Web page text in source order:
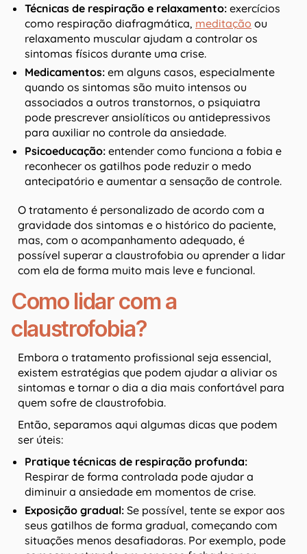
Técnicas de respiração e relaxamento: exercícios
como respiração diafragmática, meditação ou
relaxamento muscular ajudam a controlar os
sintomas físicos durante uma crise.
Medicamentos: em alguns casos, especialmente
quando os sintomas são muito intensos ou
associados a outros transtornos, o psiquiatra
pode prescrever ansiolíticos ou antidepressivos
para auxiliar no controle da ansiedade.
Psicoeducação: entender como funciona a fobia e
reconhecer os gatilhos pode reduzir o medo
antecipatório e aumentar a sensação de controle.
O tratamento é personalizado de acordo com a
gravidade dos sintomas e o histórico do paciente,
mas, com o acompanhamento adequado, é
possível superar a claustrofobia ou aprender a lidar
com ela de forma muito mais leve e funcional.
Como lidar com a
claustrofobia?
Embora o tratamento profissional seja essencial,
existem estratégias que podem ajudar a aliviar os
sintomas e tornar o dia a dia mais confortável para
quem sofre de claustrofobia.
Então, separamos aqui algumas dicas que podem
ser úteis:
Pratique técnicas de respiração profunda:
Respirar de forma controlada pode ajudar a
diminuir a ansiedade em momentos de crise.
Exposição gradual: Se possível, tente se expor aos
seus gatilhos de forma gradual, começando com
situações menos desafiadoras. Por exemplo, pode